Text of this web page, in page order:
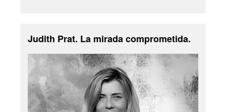
Judith Prat. La mirada comprometida.